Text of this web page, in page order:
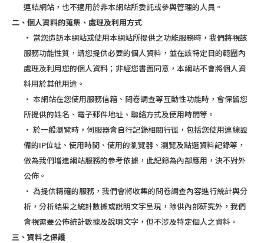
連結網站，也不適用於非本網站所委託或參與管理的人員。
二、個人資料的蒐集、處理及利用方式
‧ 當您造訪本網站或使用本網站所提供之功能服務時，我們將視該
服務功能性質，請您提供必要的個人資料，並在該特定目的範圍內
處理及利用您的個人資料；非經您書面同意，本網站不會將個人資
料用於其他用途。
‧ 本網站在您使用服務信箱、問卷調查等互動性功能時，會保留您
所提供的姓名、電子郵件地址、聯絡方式及使用時間等。
‧ 於一般瀏覽時，伺服器會自行記錄相關行徑，包括您使用連線設
備的IP位址、使用時間、使用的瀏覽器、瀏覽及點選資料記錄等，
做為我們增進網站服務的參考依據，此記錄為內部應用，決不對外
公佈。
‧ 為提供精確的服務，我們會將收集的問卷調查內容進行統計與分
析，分析結果之統計數據或說明文字呈現，除供內部研究外，我們
會視需要公佈統計數據及說明文字，但不涉及特定個人之資料。
三、資料之保護